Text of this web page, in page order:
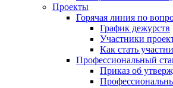
Проекты
Горячая линия по
График дежурств
Участники
Как стать
Профессиональный
Приказ об